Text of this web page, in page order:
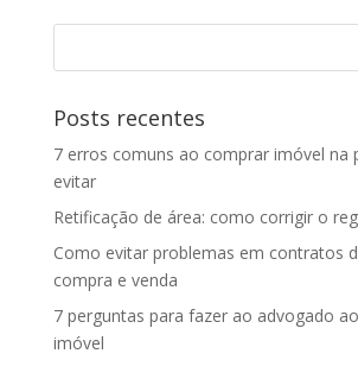
Posts recentes
7 erros comuns ao comprar imóvel na
evitar
Retificação de área: como corrigir o
Como evitar problemas em contratos
compra e venda
7 perguntas para fazer ao advogado
imóvel